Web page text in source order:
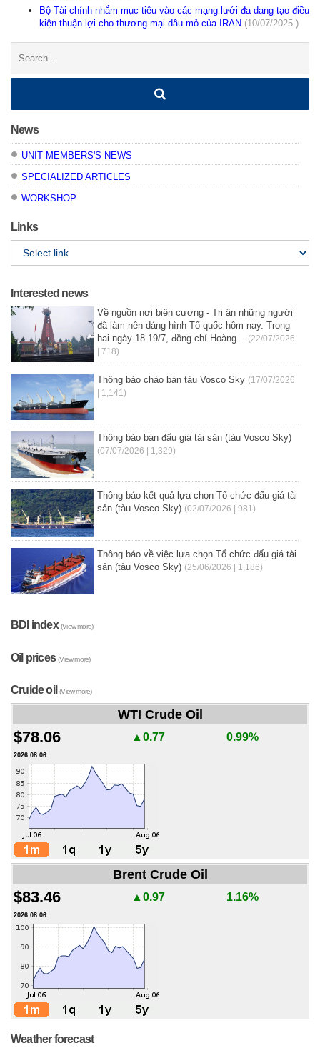
Bộ Tài chính nhắm mục tiêu vào các mạng lưới đa dạng tạo điều
kiện thuận lợi cho thương mại dầu mỏ của IRAN (10/07/2025 )
News
UNIT MEMBERS'S NEWS
SPECIALIZED ARTICLES
WORKSHOP
Links
Interested news
Về nguồn nơi biên cương - Tri ân những người
đã làm nên dáng hình Tổ quốc hôm nay. Trong
hai ngày 18-19/7, đồng chí Hoàng... (22/07/2026
| 718)
Thông báo chào bán tàu Vosco Sky (17/07/2026
| 1,141)
Thông báo bán đấu giá tài sản (tàu Vosco Sky)
(07/07/2026 | 1,329)
Thông báo kết quả lựa chọn Tổ chức đấu giá tài
sản (tàu Vosco Sky) (02/07/2026 | 981)
Thông báo về việc lựa chọn Tổ chức đấu giá tài
sản (tàu Vosco Sky) (25/06/2026 | 1,186)
BDI index(View more)
Oil prices(View more)
Cruide oil(View more)
WTI Crude Oil
$78.06 ▲0.77 0.99%
2026.08.06
Brent Crude Oil
$83.46 ▲0.97 1.16%
2026.08.06
Weather forecast